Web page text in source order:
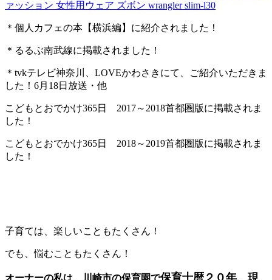
ァッション 女性用ウェア ズボン wrangler slim-l30
＊個人カフェの本【横浜編】に紹介されました！
＊るるぶ南武線に掲載されました！
＊tvkテレビ神奈川、LOVEかわさきにて、ご紹介いただきま
した！6月18日放送・他
こどもとおでかけ365日 2017～2018首都圏版に掲載されま
した！
こどもとおでかけ365日 2018～2019首都圏版に掲載されま
した！
子育ては、楽しいこともたくさん！
でも、悩むこともたくさん！
オーナーの私は、川崎市の保育園で保育士暦２０年、現